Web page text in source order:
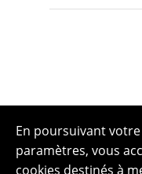
En poursuivant
paramètres, vous
cookies destinés à